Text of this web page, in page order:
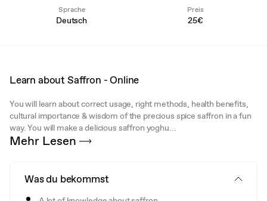
Sprache
Deutsch
Preis
25€
Learn about Saffron - Online
You will learn about correct usage, right methods, health benefits,
cultural importance & wisdom of the precious spice saffron in a fun
way. You will make a delicious saffron yoghu...
Mehr Lesen
Was du bekommst